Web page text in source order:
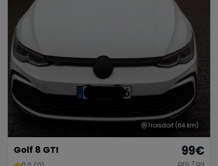
Troisdorf (64 km)
Golf 8 GTI 99€
pro Tag